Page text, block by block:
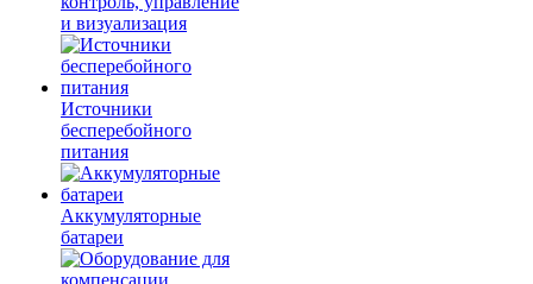
и визуализация
Источники
бесперебойного
питания
Аккумуляторные
батареи